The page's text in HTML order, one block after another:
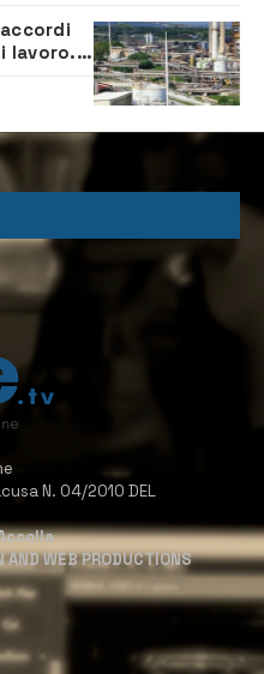
lavoro. Il
N. 04/2010 DEL
AND WEB PRODUCTIONS